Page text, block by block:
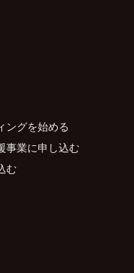
ングを始める
事業に申し込む
む